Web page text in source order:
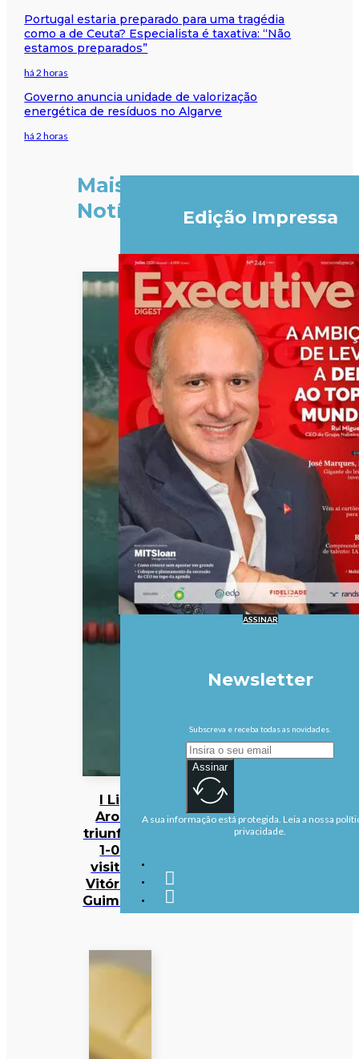
Portugal estaria preparado para uma tragédia
como a de Ceuta? Especialista é taxativa: “Não
estamos preparados”
há 2 horas
Governo anuncia unidade de valorização
energética de resíduos no Algarve
há 2 horas
Mais
Notícias
I Liga:
Arouca
triunfa por
1-0 na
visita ao
Vitória de
Guimarães
Edição Impressa
ASSINAR
Newsletter
Subscreva e receba todas as novidades.
Assinar
A sua informação está protegida. Leia a nossa
privacidade.